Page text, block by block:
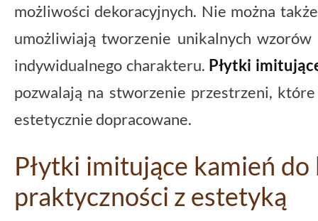
możliwości dekoracyjnych. Nie można
umożliwiają tworzenie unikalnych
indywidualnego charakteru. Płytki
pozwalają na stworzenie przestrzeni,
estetycznie dopracowane.
Płytki imitujące kamień do
praktyczności z estetyką